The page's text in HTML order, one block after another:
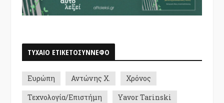
ΤΥΧΑΙΟ ΕΤΙΚΕΤΟΣΥΝΝΕΦΟ
Ευρώπη Αντώνης Χ.
Χρόνος
Τεχνολογία/Επιστήμη
Yavor Tarinski